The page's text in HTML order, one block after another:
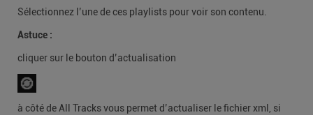
Sélectionnez l’une de ces playlists pour voir son contenu.
Astuce :
cliquer sur le bouton d’actualisation
à côté de All Tracks vous permet d’actualiser le fichier xml, si